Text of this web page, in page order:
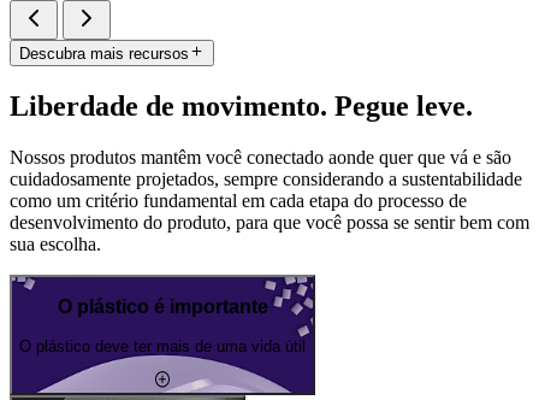
Descubra mais recursos
Liberdade de movimento. Pegue leve.
Nossos produtos mantêm você conectado aonde quer que vá e são
cuidadosamente projetados, sempre considerando a sustentabilidade
como um critério fundamental em cada etapa do processo de
desenvolvimento do produto, para que você possa se sentir bem com
sua escolha.
O plástico é importante
O plástico deve ter mais de uma vida útil